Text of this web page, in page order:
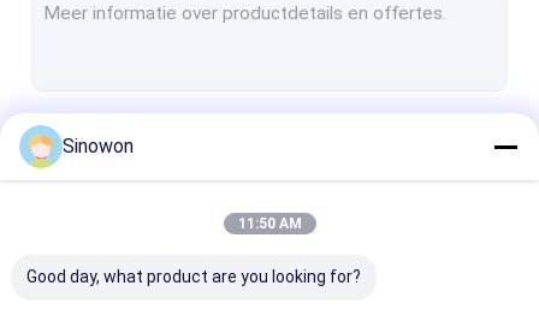
handheld 3D -scanner
Sinowon
11:50 AM
Good day, what product are you looking for?